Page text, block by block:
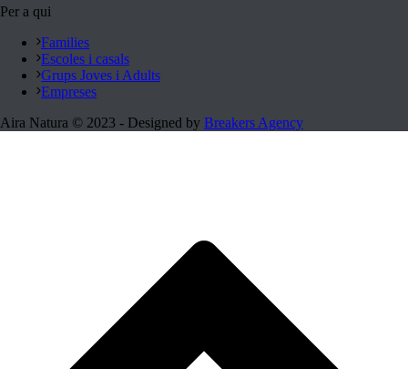
Per a qui
Families
Escoles i casals
Grups Joves i Adults
Empreses
Aira Natura © 2023 - Designed by Breakers Agency